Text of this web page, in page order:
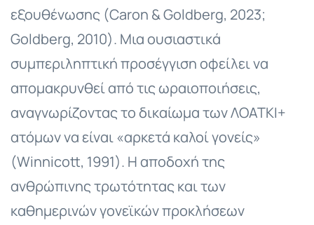
εξουθένωσης (Caron & Goldberg, 2023;
Goldberg, 2010). Μια ουσιαστικά
συμπεριληπτική προσέγγιση οφείλει να
απομακρυνθεί από τις ωραιοποιήσεις,
αναγνωρίζοντας το δικαίωμα των ΛΟΑΤΚΙ+
ατόμων να είναι «αρκετά καλοί γονείς»
(Winnicott, 1991). Η αποδοχή της
ανθρώπινης τρωτότητας και των
καθημερινών γονεϊκών προκλήσεων